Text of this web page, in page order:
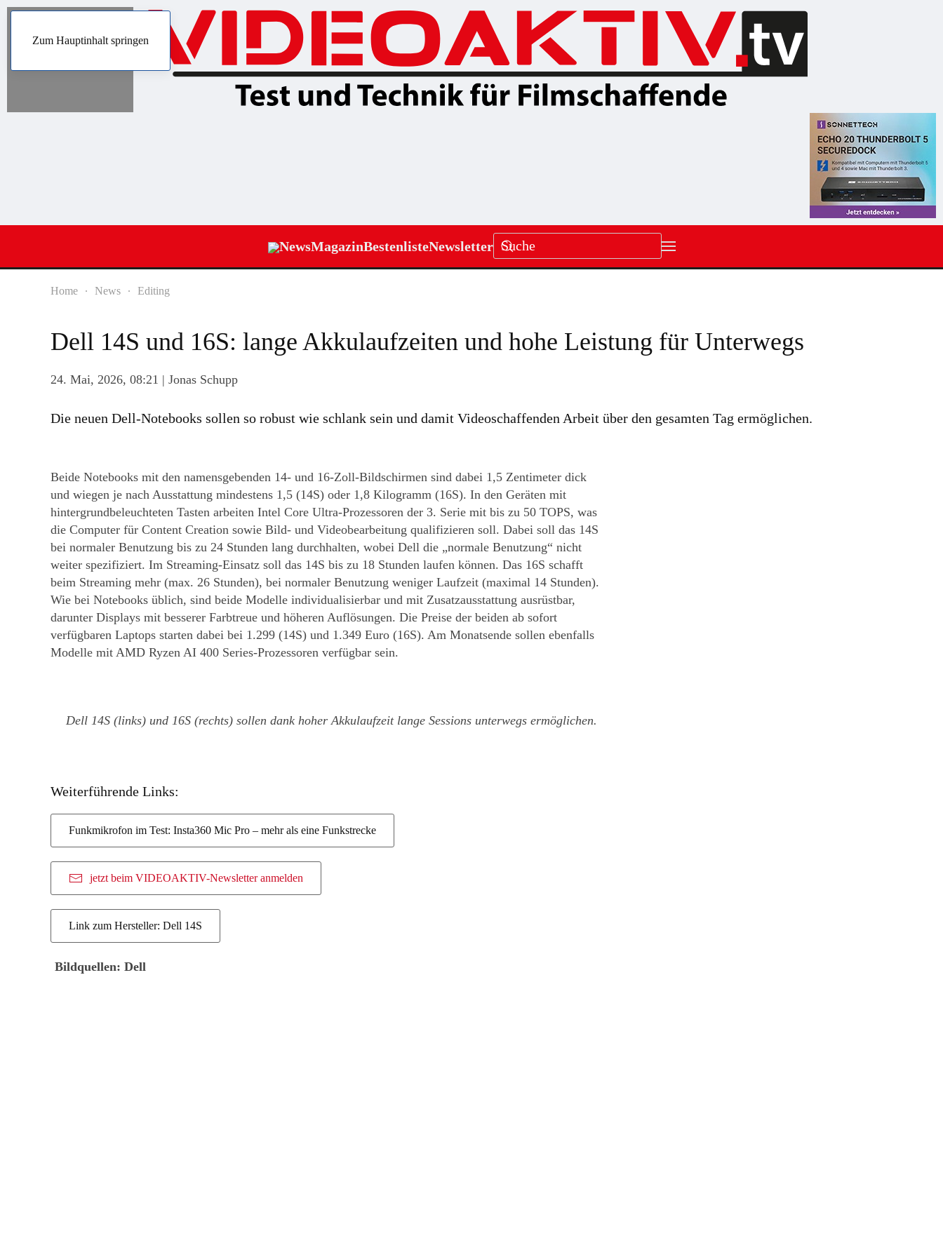
Zum Hauptinhalt springen
NewsMagazinBestenlisteNewsletter
Home News Editing
Dell 14S und 16S: lange Akkulaufzeiten und hohe Leistung für Unterwegs
24. Mai, 2026, 08:21 | Jonas Schupp
Die neuen Dell-Notebooks sollen so robust wie schlank sein und damit Videoschaffenden Arbeit über den gesamten Tag ermöglichen.
Beide Notebooks mit den namensgebenden 14- und 16-Zoll-Bildschirmen sind dabei 1,5 Zentimeter dick
und wiegen je nach Ausstattung mindestens 1,5 (14S) oder 1,8 Kilogramm (16S). In den Geräten mit
hintergrundbeleuchteten Tasten arbeiten Intel Core Ultra-Prozessoren der 3. Serie mit bis zu 50 TOPS, was
die Computer für Content Creation sowie Bild- und Videobearbeitung qualifizieren soll. Dabei soll das 14S
bei normaler Benutzung bis zu 24 Stunden lang durchhalten, wobei Dell die „normale Benutzung“ nicht
weiter spezifiziert. Im Streaming-Einsatz soll das 14S bis zu 18 Stunden laufen können. Das 16S schafft
beim Streaming mehr (max. 26 Stunden), bei normaler Benutzung weniger Laufzeit (maximal 14 Stunden).
Wie bei Notebooks üblich, sind beide Modelle individualisierbar und mit Zusatzausstattung ausrüstbar,
darunter Displays mit besserer Farbtreue und höheren Auflösungen. Die Preise der beiden ab sofort
verfügbaren Laptops starten dabei bei 1.299 (14S) und 1.349 Euro (16S). Am Monatsende sollen ebenfalls
Modelle mit AMD Ryzen AI 400 Series-Prozessoren verfügbar sein.
Dell 14S (links) und 16S (rechts) sollen dank hoher Akkulaufzeit lange Sessions unterwegs ermöglichen.
Weiterführende Links:
Funkmikrofon im Test: Insta360 Mic Pro – mehr als eine Funkstrecke
jetzt beim VIDEOAKTIV-Newsletter anmelden
Link zum Hersteller: Dell 14S
Bildquellen: Dell